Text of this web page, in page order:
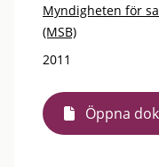
Myndigheten för
(MSB)
2011
Öppna